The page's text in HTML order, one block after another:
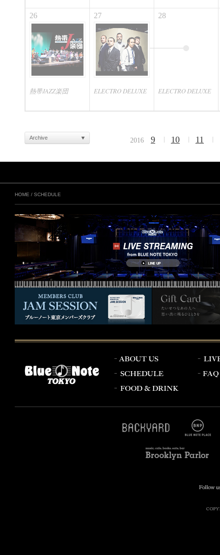
26
熱帯JAZZ楽団
27
ELECTRO DELUXE
28
ELECTRO DELUXE
2016 9 10 11
Archive
HOME / SCHEDULE